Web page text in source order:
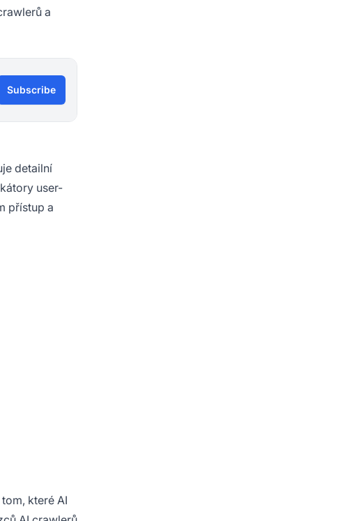
a
Subscribe
detailní
user-
přístup a
které AI